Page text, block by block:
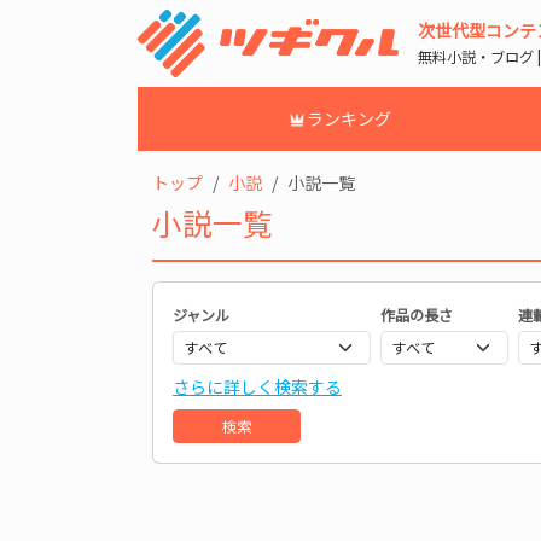
次世代型コン
無料小説・ブログ
ランキング
トップ 小説 小説一覧
小説一覧
ジャンル 作品の長さ 連
さらに詳しく検索する
検索